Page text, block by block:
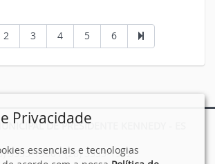
2 3 4 5 6
DE PRESIDENTE KENNEDY - ES
3535-1900 / (28) 3535-1912
Privacidade
essenciais e tecnologias